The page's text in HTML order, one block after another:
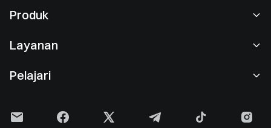
Ruang berita
Produk
Perdagangan Spot
Pusat Earn
Layanan
Pelajari
Gate News